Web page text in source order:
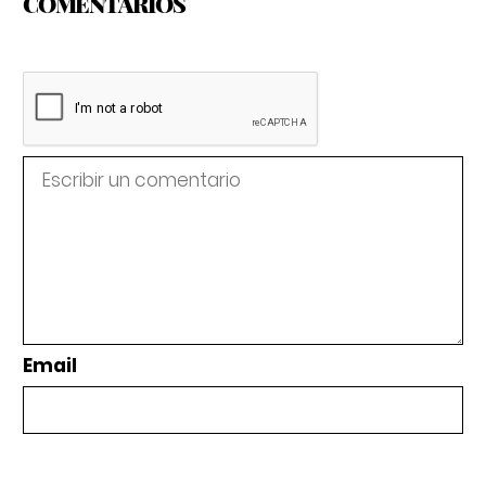
Email